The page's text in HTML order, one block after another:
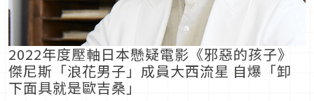
2022年度壓軸日本懸疑電影《邪惡的孩子》
傑尼斯「浪花男子」成員大西流星 自爆「卸
下面具就是歐吉桑」